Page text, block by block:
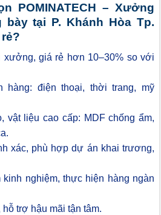
POMINATECH – Xưởng
tại P. Khánh Hòa Tp.
xưởng, giá rẻ hơn 10–30% so với
hàng: điện thoại, thời trang, mỹ
vật liệu cao cấp: MDF chống ẩm,
xác, phù hợp dự án khai trương,
nghiệm, thực hiện hàng ngàn
trợ hậu mãi tận tâm.